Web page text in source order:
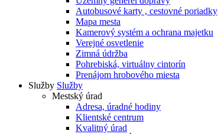
Autobusové karty , cestovné poriadky
Mapa mesta
Kamerový systém a ochrana majetku
Verejné osvetlenie
Zimná údržba
Pohrebiská, virtuálny cintorín
Prenájom hrobového miesta
Služby Služby
Mestský úrad
Adresa, úradné hodiny
Klientské centrum
Kvalitný úrad